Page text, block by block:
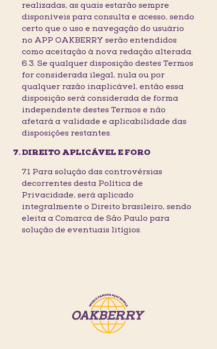
realizadas, as quais estarão sempre
disponíveis para consulta e acesso, sendo
certo que o uso e navegação do usuário
no APP OAKBERRY serão entendidos
como aceitação à nova redação alterada.
6.3. Se qualquer disposição destes Termos
for considerada ilegal, nula ou por
qualquer razão inaplicável, então essa
disposição será considerada de forma
independente destes Termos e não
afetará a validade e aplicabilidade das
disposições restantes.
DIREITO APLICÁVEL E FORO
7.1 Para solução das controvérsias
decorrentes desta Política de
Privacidade, será aplicado
integralmente o Direito brasileiro, sendo
eleita a Comarca de São Paulo para
solução de eventuais litígios.